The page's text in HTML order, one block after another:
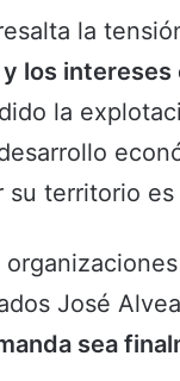
la
los
la
su territorio
José
sea